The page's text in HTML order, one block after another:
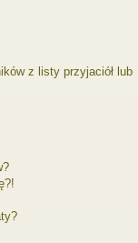
z listy przyjaciół lub